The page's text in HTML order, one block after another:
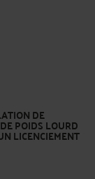
DE
POIDS LOURD
LICENCIEMENT